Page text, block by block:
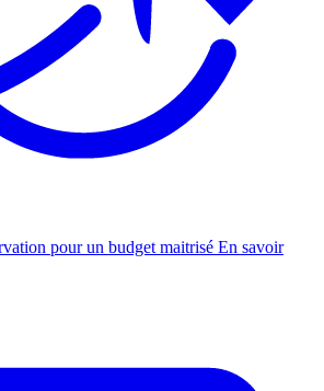
pour un budget maitrisé En savoir